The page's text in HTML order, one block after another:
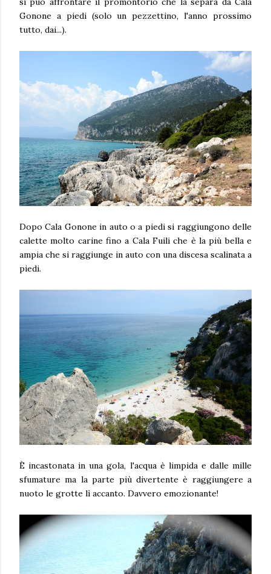
Gonone a piedi (solo un pezzettino, l'anno prossimo
tutto, dai...).
Dopo Cala Gonone in auto o a piedi si raggiungono delle
calette molto carine fino a Cala Fuili che è la più bella e
ampia che si raggiunge in auto con una discesa scalinata a
piedi.
È incastonata in una gola, l'acqua è limpida e dalle mille
sfumature ma la parte più divertente è raggiungere a
nuoto le grotte lì accanto. Davvero emozionante!